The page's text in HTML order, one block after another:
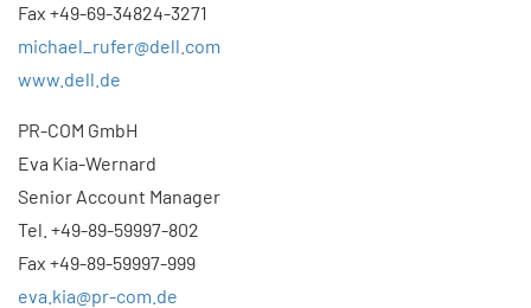
Fax +49-69-34824-3271
michael_rufer@dell.com
www.dell.de
PR-COM GmbH
Eva Kia-Wernard
Senior Account Manager
Tel. +49-89-59997-802
Fax +49-89-59997-999
eva.kia@pr-com.de